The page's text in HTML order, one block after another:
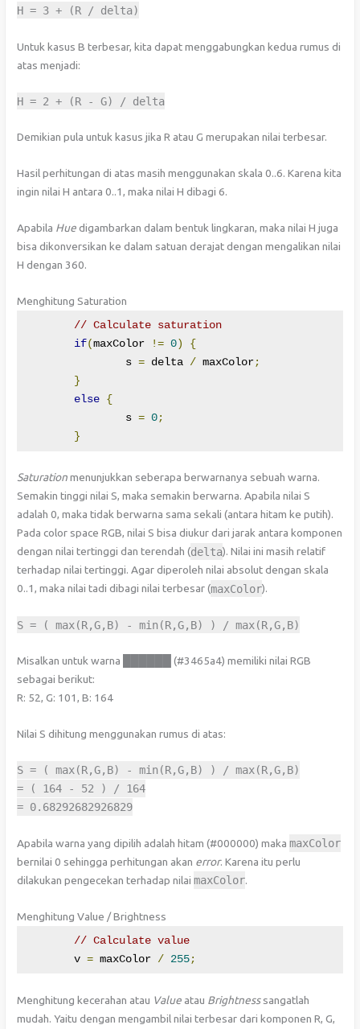
H= 3 + (R / delta)
Untuk kasus B terbesar, kita dapat menggabungkan kedua rumus di
atas menjadi:
H= 2 + (R - G) / delta
Demikian pula untuk kasus jika R atau G merupakan nilai terbesar.
Hasil perhitungan di atas masih menggunakan skala 0..6. Karena kita
ingin nilai H antara 0..1, maka nilai H dibagi 6.
Apabila Huedigambarkan dalam bentuk lingkaran, maka nilai H juga
bisa dikonversikan ke dalam satuan derajat dengan mengalikan nilai
H dengan 360.
Menghitung Saturation
// Calculate saturation
if(maxColor != 0)
{
		s
= delta / maxColor;
}
else
{
		s
= 0;
}
Saturationmenunjukkan seberapa berwarnanya sebuah warna.
Semakin tinggi nilai S, maka semakin berwarna. Apabila nilai S
adalah 0, maka tidak berwarna sama sekali (antara hitam ke putih).
Pada color space RGB, nilai S bisa diukur dari jarak antara komponen
dengan nilai tertinggi dan terendah (delta). Nilai ini masih relatif
terhadap nilai tertinggi. Agar diperoleh nilai absolut dengan skala
0..1, maka nilai tadi dibagi nilai terbesar (maxColor).
S= ( max(R,G, B) - min (R,G, B) ) / max(R,G, B)
Misalkan untuk warna ██████ (#3465a4) memiliki nilai RGB
sebagai berikut:
R: 52, G: 101, B: 164
Nilai S dihitung menggunakan rumus di atas:
S= ( max(R,G, B) - min (R,G, B) ) / max(R,G, B)
=
( 164 - 52 ) /
164
= 0.68292682926829
Apabila warna yang dipilih adalah hitam (#000000) makamaxColor
bernilai 0 sehingga perhitungan akan error. Karena itu perlu
dilakukan pengecekan terhadap nilaimaxColor.
Menghitung Value / Brightness
// Calculate value
	v
= maxColor / 255;
Menghitung kecerahan atau Value atau Brightnesssangatlah
mudah. Yaitu dengan mengambil nilai terbesar dari komponen R, G,